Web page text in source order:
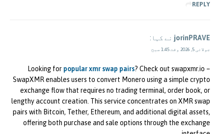
REPLY
jorinPRAVE نے کہا:
جولائی 5, 2026 وقت 1:45 صبح
Looking for popular xmr swap pairs? Check out swapxmr.io –
SwapXMR enables users to convert Monero using a simple crypto
exchange flow that requires no trading terminal, order book, or
lengthy account creation. This service concentrates on XMR swap
pairs with Bitcoin, Tether, Ethereum, and additional digital assets,
offering both purchase and sale options through the exchange